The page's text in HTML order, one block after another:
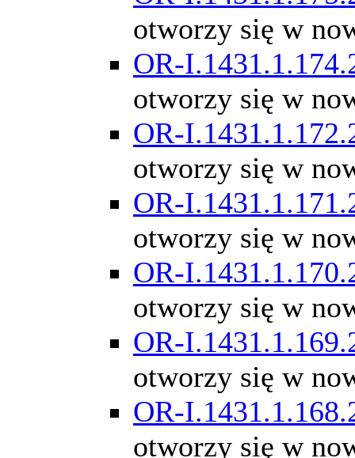
otworzy się w
OR-
otworzy się w
OR-
otworzy się w
OR-
otworzy się w
OR-
otworzy się w
OR-
otworzy się w
OR-
otworzy się w